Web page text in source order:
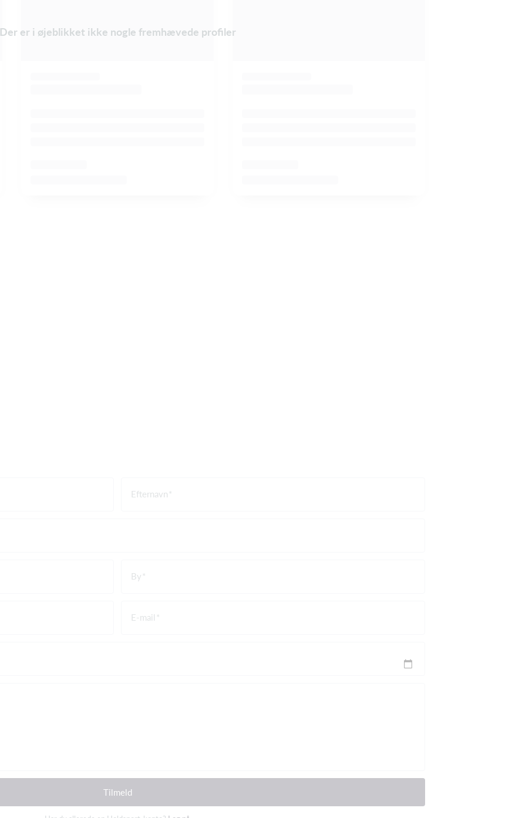
Der er i øjeblikket ikke nogle fremhævede profiler
Efternavn
By
E-mail
Tilmeld